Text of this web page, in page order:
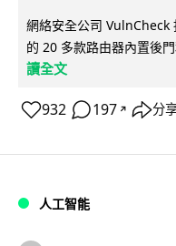
網絡安全公司
的 20 多款路由器內置後
讀全文
932 197 ↗ 分
人工智能